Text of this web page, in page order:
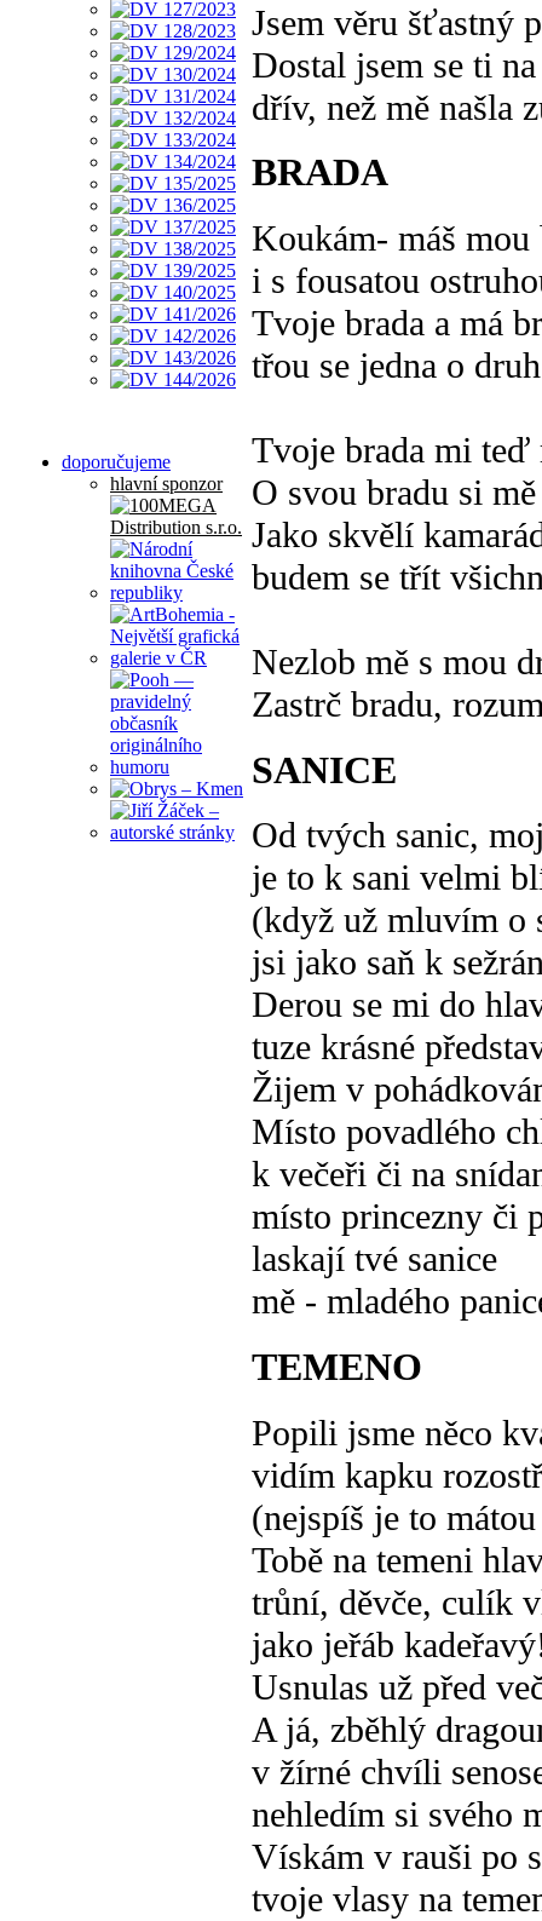
doporučujeme
hlavní sponzor
Jsem věru šťastný
Dostal jsem se ti
dřív, než mě našla
BRADA
Koukám- máš mou
i s fousatou
Tvoje brada a má
třou se jedna o
Tvoje brada mi teď
O svou bradu si
Jako skvělí
budem se třít
Nezlob mě s mou
Zastrč bradu,
SANICE
Od tvých sanic,
je to k sani velmi
(když už mluvím o
jsi jako saň k
Derou se mi do
tuze krásné
Žijem v
Místo povadlého
k večeři či na
místo princezny či
laskají tvé sanice
mě - mladého
TEMENO
Popili jsme něco
vidím kapku
(nejspíš je to
Tobě na temeni
trůní, děvče, culík
jako jeřáb
Usnulas už před
A já, zběhlý
v žírné chvíli
nehledím si svého
Vískám v rauši po
tvoje vlasy na